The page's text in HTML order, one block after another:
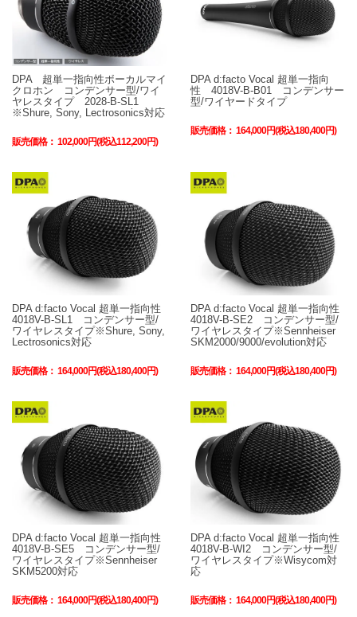
DPA 超単一指向性ボーカルマイ
クロホン コンデンサー型/ワイ
ヤレスタイプ 2028-B-SL1
※Shure, Sony, Lectrosonics対応
販売価格： 102,000円(税込112,200円)
DPA d:facto Vocal 超単一指向
性 4018V-B-B01 コンデンサー
型/ワイヤードタイプ
販売価格： 164,000円(税込180,400円)
DPA d:facto Vocal 超単一指向性
4018V-B-SL1 コンデンサー型/
ワイヤレスタイプ※Shure, Sony,
Lectrosonics対応
販売価格： 164,000円(税込180,400円)
DPA d:facto Vocal 超単一指向性
4018V-B-SE2 コンデンサー型/
ワイヤレスタイプ※Sennheiser
SKM2000/9000/evolution対応
販売価格： 164,000円(税込180,400円)
DPA d:facto Vocal 超単一指向性
4018V-B-SE5 コンデンサー型/
ワイヤレスタイプ※Sennheiser
SKM5200対応
販売価格： 164,000円(税込180,400円)
DPA d:facto Vocal 超単一指向性
4018V-B-WI2 コンデンサー型/
ワイヤレスタイプ※Wisycom対
応
販売価格： 164,000円(税込180,400円)